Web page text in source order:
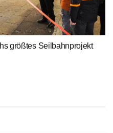
größtes Seilbahnprojekt